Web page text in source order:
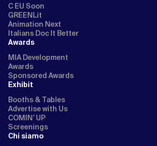
C EU Soon
GREENLit
Animation Next
Italians Doc It Better
Awards
MIA Development
Awards
Sponsored Awards
Exhibit
Booths & Tables
Advertise with Us
COMIN’ UP
Screenings
Chi siamo